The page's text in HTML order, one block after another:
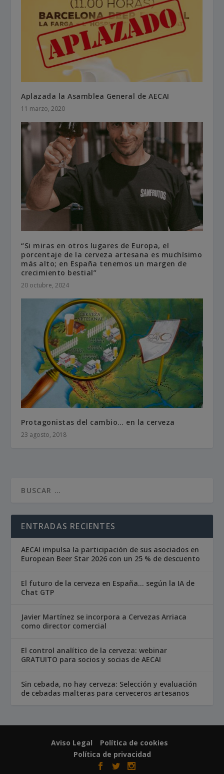
Aplazada la Asamblea General de AECAI
11 marzo, 2020
“Si miras en otros lugares de Europa, el
porcentaje de la cerveza artesana es muchísimo
más alto; en España tenemos un margen de
crecimiento bestial”
20 octubre, 2024
Protagonistas del cambio… en la cerveza
23 agosto, 2018
ENTRADAS RECIENTES
AECAI impulsa la participación de sus asociados en
European Beer Star 2026 con un 25 % de descuento
El futuro de la cerveza en España… según la IA de
Chat GTP
Javier Martínez se incorpora a Cervezas Arriaca
como director comercial
El control analítico de la cerveza: webinar
GRATUITO para socios y socias de AECAI
Sin cebada, no hay cerveza: Selección y evaluación
de cebadas malteras para cerveceros artesanos
Aviso Legal
Política de cookies
Política de privacidad